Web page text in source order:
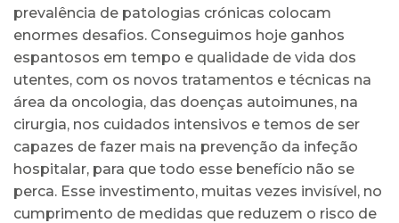
prevalência de patologias crónicas colocam
enormes desafios. Conseguimos hoje ganhos
espantosos em tempo e qualidade de vida dos
utentes, com os novos tratamentos e técnicas na
área da oncologia, das doenças autoimunes, na
cirurgia, nos cuidados intensivos e temos de ser
capazes de fazer mais na prevenção da infeção
hospitalar, para que todo esse benefício não se
perca. Esse investimento, muitas vezes invisível, no
cumprimento de medidas que reduzem o risco de